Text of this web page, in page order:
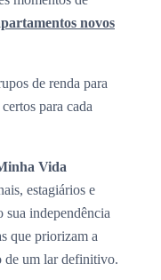
novos
de renda para
para cada
Vida
estagiários e
sua independência
que priorizam a
de um lar definitivo.